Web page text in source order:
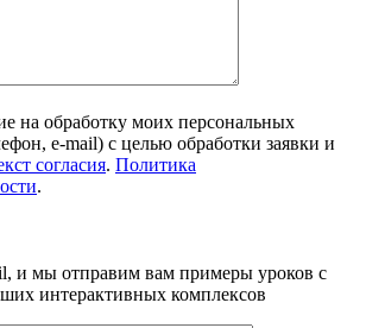
на обработку моих персональных
e-mail) с целью обработки заявки и
согласия. Политика
.
и мы отправим вам примеры уроков с
интерактивных комплексов